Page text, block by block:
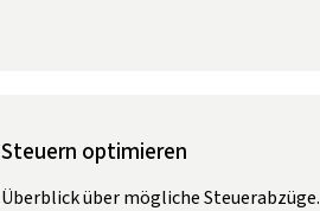
Steuern optimieren
Überblick über mögliche Steuerabzüge.